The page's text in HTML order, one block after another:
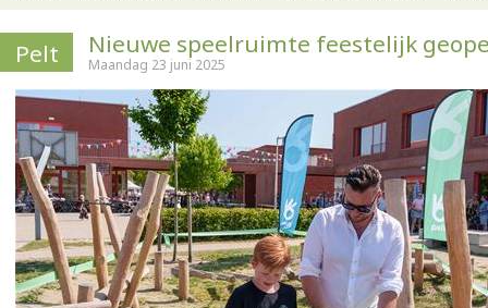
Pelt Nieuwe speelruimte feestelijk
Maandag 23 juni 2025